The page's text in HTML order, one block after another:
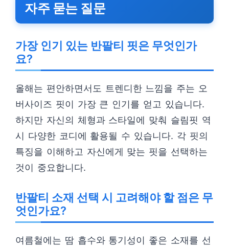
자주 묻는 질문
가장 인기 있는 반팔티 핏은 무엇인가
요?
올해는 편안하면서도 트렌디한 느낌을 주는 오
버사이즈 핏이 가장 큰 인기를 얻고 있습니다.
하지만 자신의 체형과 스타일에 맞춰 슬림핏 역
시 다양한 코디에 활용될 수 있습니다. 각 핏의
특징을 이해하고 자신에게 맞는 핏을 선택하는
것이 중요합니다.
반팔티 소재 선택 시 고려해야 할 점은 무
엇인가요?
여름철에는 땀 흡수와 통기성이 좋은 소재를 선